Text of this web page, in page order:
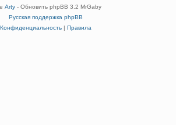
Arty - Обновить phpBB 3.2 MrGaby
Русская поддержка phpBB
Конфиденциальность| Правила